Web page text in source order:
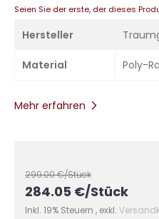
Seien Sie der erste, der dieses
Hersteller
Material Poly-
Mehr erfahren
299.00€/Stück
284.05 €/Stück
Inkl. 19% Steuern , exkl.